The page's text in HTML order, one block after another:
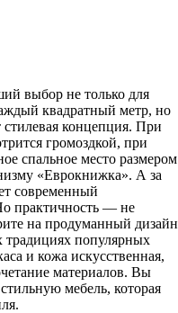
выбор не только для
квадратный метр, но
стилевая концепция. При
громоздкой, при
спальное место размером
«Еврокнижка». А за
современный
практичность — не
на продуманный дизайн
популярных
и кожа искусственная,
материалов. Вы
мебель, которая